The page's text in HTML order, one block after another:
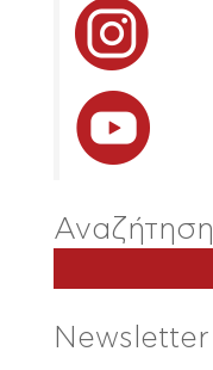
Αναζήτηση
Newsletter